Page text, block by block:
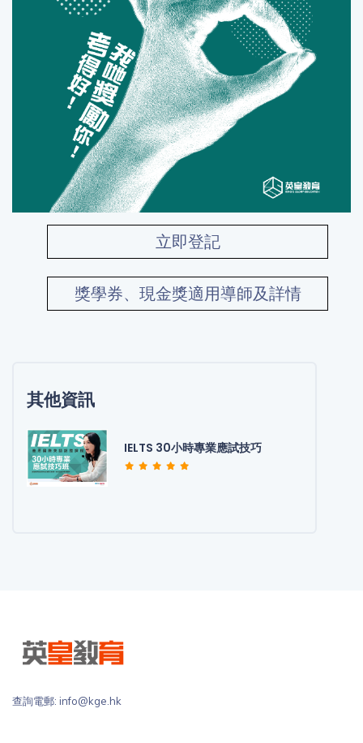
立即登記
獎學券、現金獎適用導師及詳情
其他資訊
IELTS 30小時專業應試技巧
查詢電郵: info@kge.hk